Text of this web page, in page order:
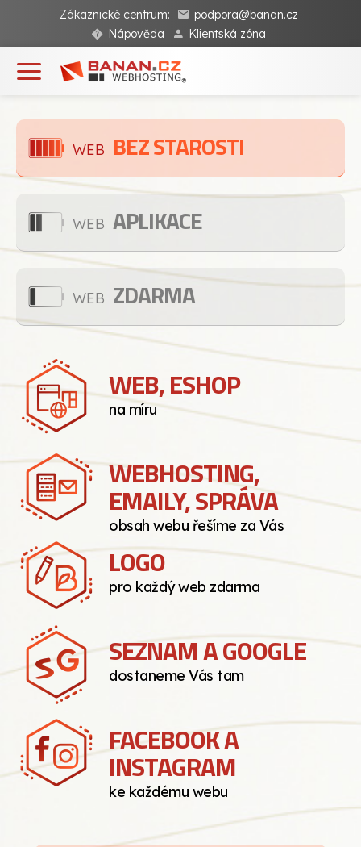
Zákaznické centrum:
podpora@banan.cz
Nápověda
Klientská zóna
WEB BEZ STAROSTI
WEB APLIKACE
WEB ZDARMA
WEB, ESHOP
na míru
WEBHOSTING,
EMAILY, SPRÁVA
obsah webu řešíme za Vás
LOGO
pro každý web zdarma
SEZNAM A GOOGLE
dostaneme Vás tam
FACEBOOK A
INSTAGRAM
ke každému webu